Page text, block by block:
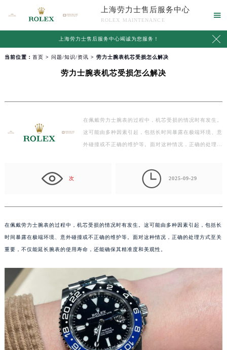
上海劳力士售后服务中心
ROLEX MAINTENANCE

上海劳力士售后服务中心竭诚为您服务！ 
当前位置： 首页 > 问题/知识/资讯 > 劳力士腕表机芯受损怎么解决
劳力士腕表机芯受损怎么解决
在佩戴劳力士腕表的过程中，机芯受损的情况时有发生。
这可能由多种因素引起，包括长时间暴露在极端环境、意
外碰撞或不正确的维护等。面对这种情况，正确的处理…
次  2025-09-29
在佩戴劳力士腕表的过程中，机芯受损的情况时有发生。这可能由多种因素引起，包括长
时间暴露在极端环境、意外碰撞或不正确的维护等。面对这种情况，正确的处理方式至关
重要，不仅能延长腕表的使用寿命，还能确保其精准度和美观性。